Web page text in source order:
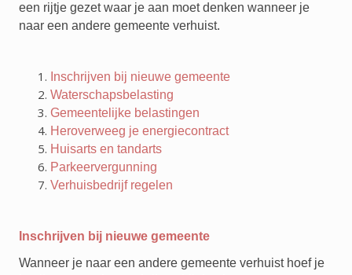
een rijtje gezet waar je aan moet denken wanneer je
naar een andere gemeente verhuist.
Inschrijven bij nieuwe gemeente
Waterschapsbelasting
Gemeentelijke belastingen
Heroverweeg je energiecontract
Huisarts en tandarts
Parkeervergunning
Verhuisbedrijf regelen
Inschrijven bij nieuwe gemeente
Wanneer je naar een andere gemeente verhuist hoef je